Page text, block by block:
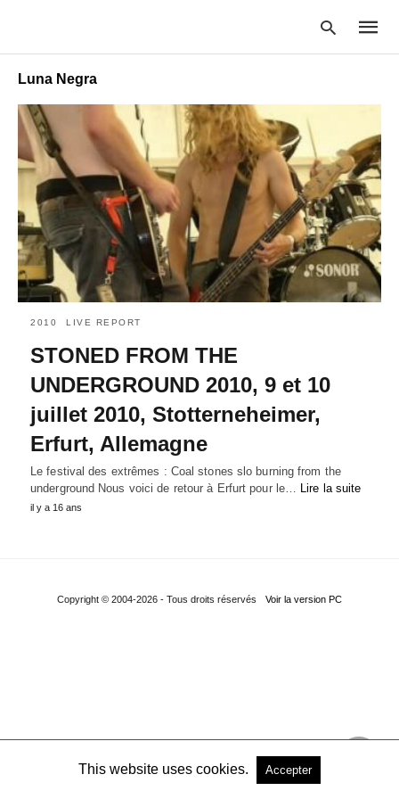
Type
your
search
query
and
hit
enter:
Luna Negra
2010 LIVE REPORT
STONED FROM THE
UNDERGROUND 2010, 9 et 10
juillet 2010, Stotterneheimer,
Erfurt, Allemagne
Le festival des extrêmes : Coal stones slo burning from the
underground Nous voici de retour à Erfurt pour le… Lire la suite
il y a 16 ans
Copyright © 2004-2026 - Tous droits réservés Voir la version PC
This website uses cookies. Accepter